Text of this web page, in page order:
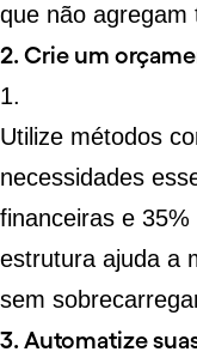
que não agregam
2. Crie um
Utilize métodos
necessidades
financeiras e
estrutura ajuda a
sem
3. Automatize